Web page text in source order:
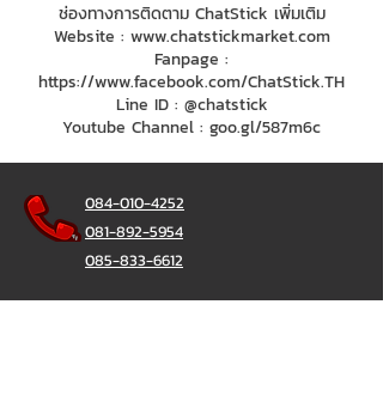
ช่องทางการติดตาม ChatStick เพิ่มเติม
Website : www.chatstickmarket.com
Fanpage :
https://www.facebook.com/ChatStick.TH
Line ID : @chatstick
Youtube Channel : goo.gl/587m6c
084-010-4252
081-892-5954
085-833-6612